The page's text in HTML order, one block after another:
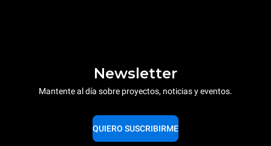
Newsletter
Mantente al día sobre proyectos, noticias y eventos.
QUIERO SUSCRIBIRME